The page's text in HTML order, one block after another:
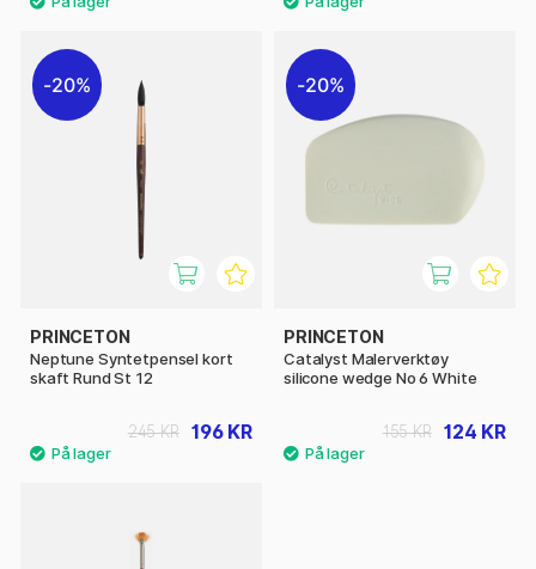
20%
PRINCETON
Neptune Syntetpensel kort
skaft Rund St 12
196 KR
245 KR
20%
PRINCETON
Catalyst Malerverktøy
silicone wedge No 6 White
124 KR
155 KR